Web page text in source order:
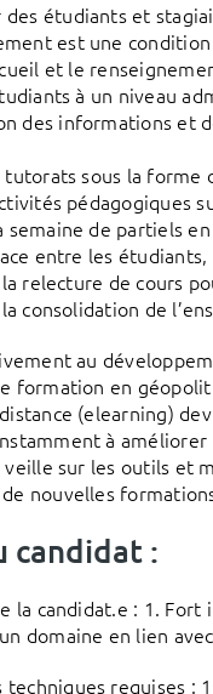
des étudiants et
est une
et le
à un niveau
des informations et
tutorats sous la forme
pédagogiques
semaine de partiels
entre les
relecture de cours
consolidation de
au
formation en
(elearning)
à
veille sur les outils et
nouvelles
candidat :
la candidat.e : 1.
domaine en lien
techniques requises :